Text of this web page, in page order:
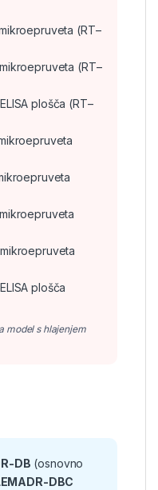
(RT–
(RT–
plošča (RT–
plošča
model s hlajenjem
DB (osnovno
DBC